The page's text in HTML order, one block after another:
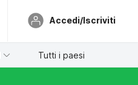
Accedi/Iscriviti
Tutti i paesi